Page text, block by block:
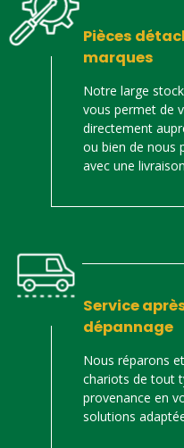
Pièces
marques
Notre large
vous permet de
directement
ou bien de nous
avec une
Service
dépannage
Nous réparons
chariots de tout
provenance en
solutions